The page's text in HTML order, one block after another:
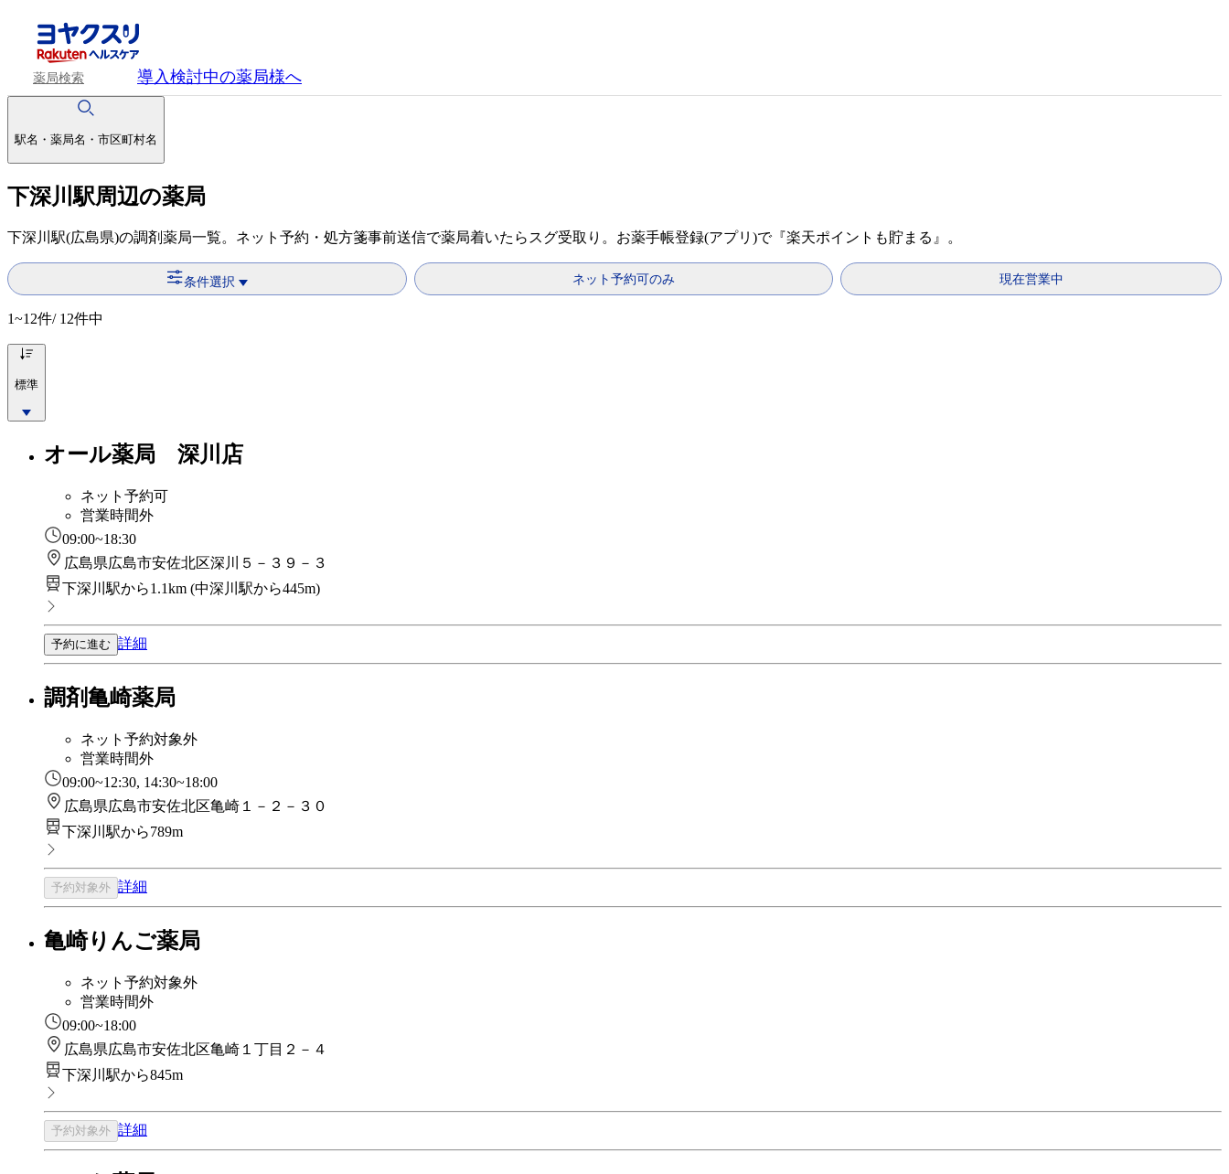
薬局検索 導入検討中の薬局様へ
駅名・薬局名・市区町村名
下深川駅周辺の薬局
下深川駅(広島県)の調剤薬局一覧。ネット予約・処方箋事前送信で薬局着いたらスグ受取り。お薬手帳登録(アプリ)で『楽天ポイントも貯まる』。
条件選択 ネット予約可のみ 現在営業中
1~12件/ 12件中
標準
オール薬局 深川店
ネット予約可
営業時間外
09:00~18:30
広島県広島市安佐北区深川５－３９－３
下深川駅から1.1km (中深川駅から445m)
予約に進む 詳細
調剤亀崎薬局
ネット予約対象外
営業時間外
09:00~12:30, 14:30~18:00
広島県広島市安佐北区亀崎１－２－３０
下深川駅から789m
予約対象外 詳細
亀崎りんご薬局
ネット予約対象外
営業時間外
09:00~18:00
広島県広島市安佐北区亀崎１丁目２－４
下深川駅から845m
予約対象外 詳細